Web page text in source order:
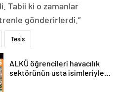
Tabii ki o zamanlar
gönderirlerdi.”
Tesis
ALKÜ öğrencileri havacılık
sektörünün usta isimleriyle